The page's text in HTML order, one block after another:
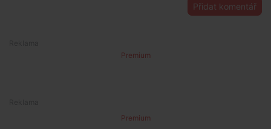
Přidat komentář
Premium
Premium